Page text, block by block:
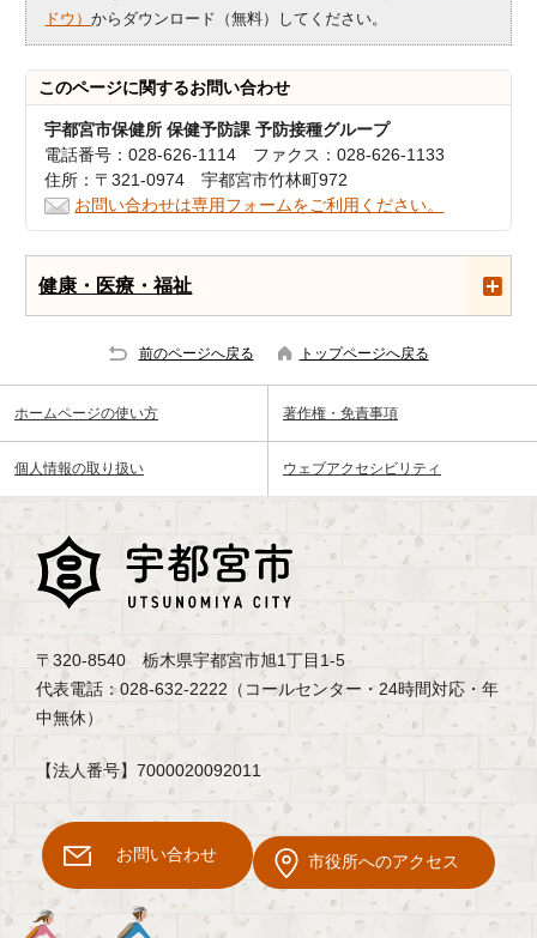
ドウ）からダウンロード（無料）してください。
このページに関するお問い合わせ
宇都宮市保健所 保健予防課 予防接種グループ
電話番号：028-626-1114 ファクス：028-626-1133
住所：〒321-0974 宇都宮市竹林町972
お問い合わせは専用フォームをご利用ください。
健康・医療・福祉
前のページへ戻る トップページへ戻る
ホームページの使い方 著作権・免責事項
個人情報の取り扱い ウェブアクセシビリティ
〒320-8540 栃木県宇都宮市旭1丁目1-5
代表電話：028-632-2222（コールセンター・24時間対応・年
中無休）
【法人番号】7000020092011
お問い合わせ 市役所へのアクセス